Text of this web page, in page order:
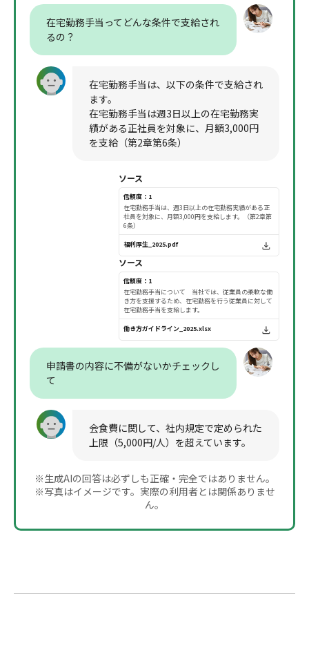
在宅勤務手当ってどんな条件で支給され
るの？
在宅勤務手当は、以下の条件で支給され
ます。
在宅勤務手当は週3日以上の在宅勤務実
績がある正社員を対象に、月額3,000円
を支給（第2章第6条）
ソース
信頼度：1
在宅勤務手当は、週3日以上の在宅勤務実績がある正
社員を対象に、月額3,000円を支給します。（第2章第
6条）
福利厚生_2025.pdf
ソース
信頼度：1
在宅勤務手当について 当社では、従業員の柔軟な働
き方を支援するため、在宅勤務を行う従業員に対して
在宅勤務手当を支給します。
働き方ガイドライン_2025.xlsx
申請書の内容に不備がないかチェックし
て
会食費に関して、社内規定で定められた
上限（5,000円/人）を超えています。
※生成AIの回答は必ずしも正確・完全ではありません。
※写真はイメージです。実際の利用者とは関係ありませ
ん。